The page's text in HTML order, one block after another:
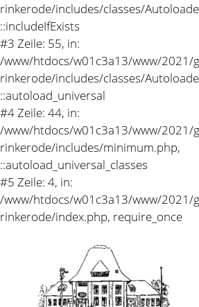
rinkerode/includes/classes/
::includeIfExists
#3 Zeile: 55, in:
/www/htdocs/w01c3a13/www/2021/
rinkerode/includes/classes/
::autoload_universal
#4 Zeile: 44, in:
/www/htdocs/w01c3a13/www/2021/
rinkerode/includes/minimum.php,
::autoload_universal_classes
#5 Zeile: 4, in:
/www/htdocs/w01c3a13/www/2021/
rinkerode/index.php, require_once